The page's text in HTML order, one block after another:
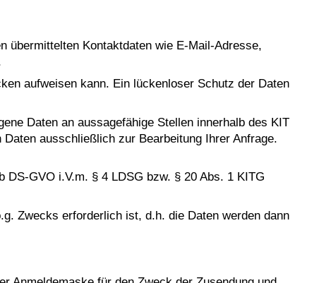
übermittelten Kontaktdaten wie E-Mail-Adresse,
aufweisen kann. Ein lückenloser Schutz der Daten
Daten an aussagefähige Stellen innerhalb des KIT
ausschließlich zur Bearbeitung Ihrer Anfrage.
GVO i.V.m. § 4 LDSG bzw. § 20 Abs. 1 KITG
Zwecks erforderlich ist, d.h. die Daten werden dann